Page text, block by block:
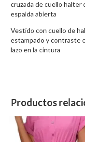
cruzada de cuello halter
espalda abierta
Vestido con cuello de
estampado y contraste
lazo en la cintura
Productos